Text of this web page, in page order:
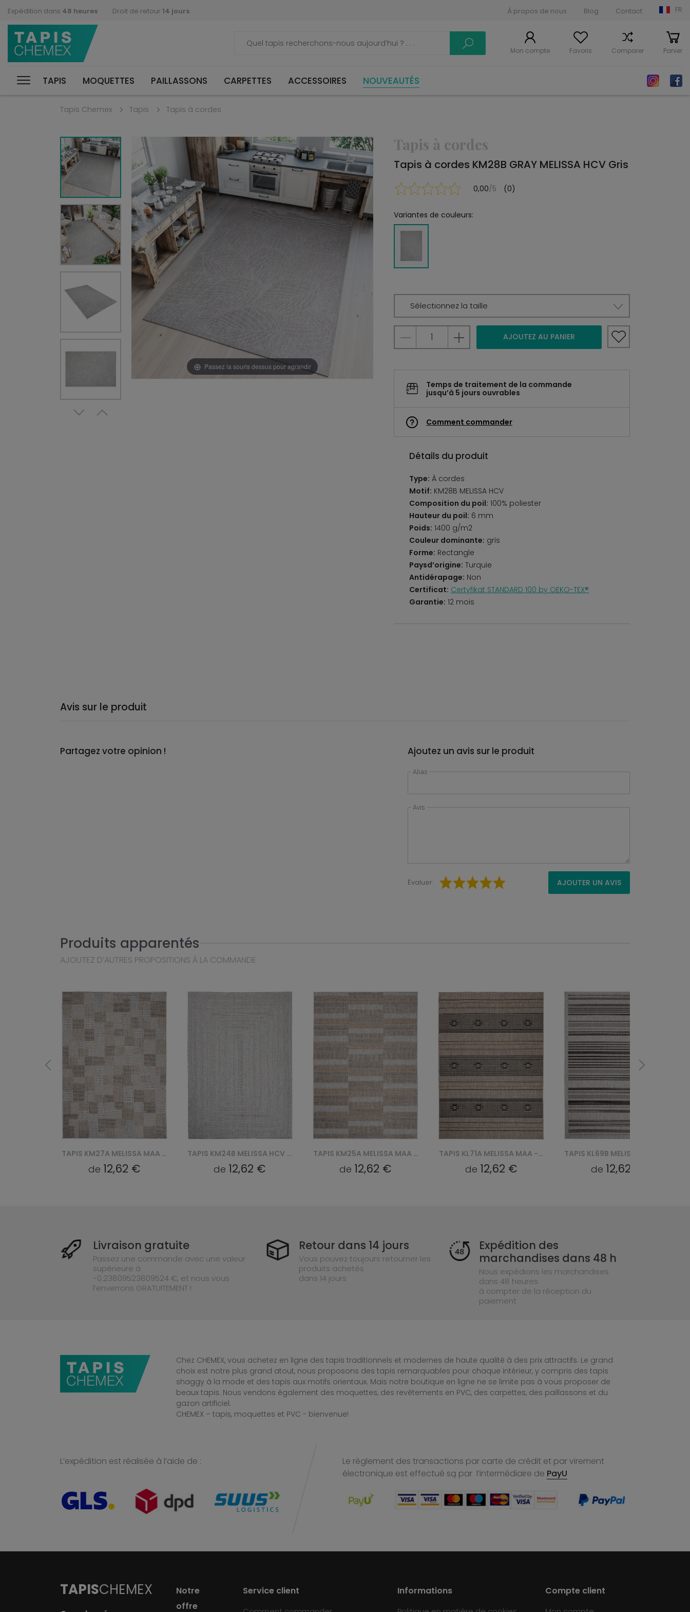
Expédition dans 48 heures Droit de retour 14 jours À propos de nous Blog Contact FR
Mon compte Favoris Comparer Panier
TAPIS MOQUETTES PAILLASSONS CARPETTES ACCESSOIRES NOUVEAUTÉS
Tapis Chemex Tapis Tapis à cordes
Passez la souris dessus pour agrandir
Tapis à cordes
Tapis à cordes KM28B GRAY MELISSA HCV Gris
0,00/5 (0)
Variantes de couleurs:
Sélectionnez la taille
AJOUTEZ AU PANIER
Temps de traitement de la commande
jusqu’à 5 jours ouvrables
Comment commander
Détails du produit
Type: À cordes
Motif: KM28B MELISSA HCV
Composition du poil: 100% poliester
Hauteur du poil: 6 mm
Poids: 1400 g/m2
Couleur dominante: gris
Forme: Rectangle
Paysd’origine: Turquie
Antidérapage: Non
Certificat: Certyfikat STANDARD 100 by OEKO-TEX®
Garantie: 12 mois
Avis sur le produit
Partagez votre opinion ! Ajoutez un avis sur le produit
Alias
Avis
Évaluer: AJOUTER UN AVIS
Produits apparentés
AJOUTEZ D’AUTRES PROPOSITIONS À LA COMMANDE
TAPIS KM24B MELISSA HCV - SZARY
de 12,62 €
TAPIS KM25A MELISSA MAA - SZARY
de 12,62 €
TAPIS KL71A MELISSA MAA - BRĄZOWY
de 12,62 €
TAPIS KL69B MELISSA MAA - SZARY
de 12,62 € de 12,62 €
Livraison gratuite
Passez une commande avec une valeur
supérieure à
-0.23809523809524 €, et nous vous
l’enverrons GRATUITEMENT !
Retour dans 14 jours
Vous pouvez toujours retourner les
produits achetés
dans 14 jours
Expédition des
marchandises dans 48 h
Nous expédions les marchandises
dans 48 heures
à compter de la réception du
paiement
Chez CHEMEX, vous achetez en ligne des tapis traditionnels et modernes de haute qualité à des prix attractifs. Le grand
choix est notre plus grand atout, nous proposons des tapis remarquables pour chaque intérieur, y compris des tapis
shaggy à la mode et des tapis aux motifs orientaux. Mais notre boutique en ligne ne se limite pas à vous proposer de
beaux tapis. Nous vendons également des moquettes, des revêtements en PVC, des carpettes, des paillassons et du
gazon artificiel.
CHEMEX – tapis, moquettes et PVC - bienvenue!
L’expédition est réalisée à l’aide de :
Le règlement des transactions par carte de crédit et par virement
électronique est effectué są par l’intermédiaire de PayU
TAPISCHEMEX
Notre
offre
Service client Informations Compte client